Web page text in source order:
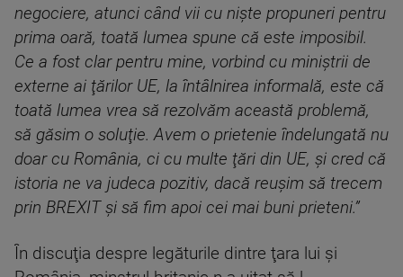
negociere, atunci când vii cu nişte propuneri pentru
prima oară, toată lumea spune că este imposibil.
Ce a fost clar pentru mine, vorbind cu miniştrii de
externe ai ţărilor UE, la întâlnirea informală, este că
toată lumea vrea să rezolvăm această problemă,
să găsim o soluţie. Avem o prietenie îndelungată nu
doar cu România, ci cu multe ţări din UE, şi cred că
istoria ne va judeca pozitiv, dacă reuşim să trecem
prin BREXIT şi să fim apoi cei mai buni prieteni.”
În discuţia despre legăturile dintre ţara lui şi